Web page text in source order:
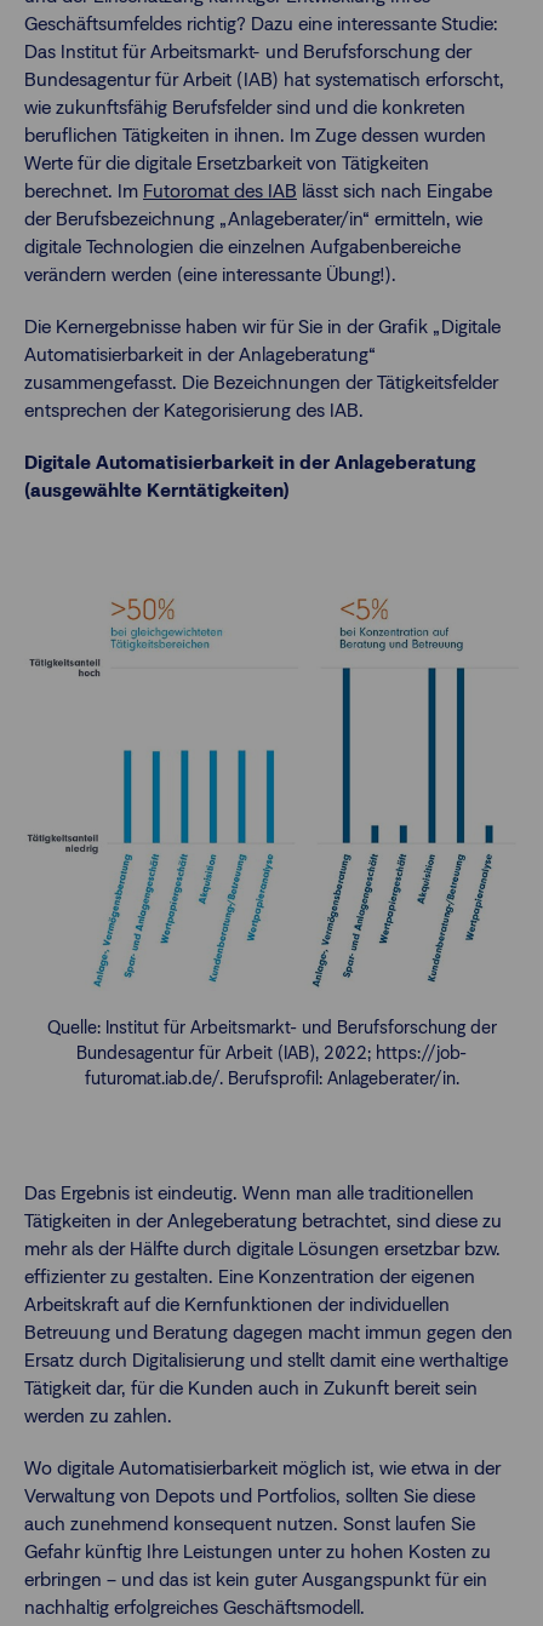
Geschäftsumfeldes richtig? Dazu eine interessante Studie:
Das Institut für Arbeitsmarkt- und Berufsforschung der
Bundesagentur für Arbeit (IAB) hat systematisch erforscht,
wie zukunftsfähig Berufsfelder sind und die konkreten
beruflichen Tätigkeiten in ihnen. Im Zuge dessen wurden
Werte für die digitale Ersetzbarkeit von Tätigkeiten
berechnet. Im Futoromat des IAB lässt sich nach Eingabe
der Berufsbezeichnung „Anlageberater/in“ ermitteln, wie
digitale Technologien die einzelnen Aufgabenbereiche
verändern werden (eine interessante Übung!).
Die Kernergebnisse haben wir für Sie in der Grafik „Digitale
Automatisierbarkeit in der Anlageberatung“
zusammengefasst. Die Bezeichnungen der Tätigkeitsfelder
entsprechen der Kategorisierung des IAB.
Digitale Automatisierbarkeit in der Anlageberatung
(ausgewählte Kerntätigkeiten)
Quelle: Institut für Arbeitsmarkt- und Berufsforschung der
Bundesagentur für Arbeit (IAB), 2022; https://job-
futuromat.iab.de/. Berufsprofil: Anlageberater/in.
Das Ergebnis ist eindeutig. Wenn man alle traditionellen
Tätigkeiten in der Anlegeberatung betrachtet, sind diese zu
mehr als der Hälfte durch digitale Lösungen ersetzbar bzw.
effizienter zu gestalten. Eine Konzentration der eigenen
Arbeitskraft auf die Kernfunktionen der individuellen
Betreuung und Beratung dagegen macht immun gegen den
Ersatz durch Digitalisierung und stellt damit eine werthaltige
Tätigkeit dar, für die Kunden auch in Zukunft bereit sein
werden zu zahlen.
Wo digitale Automatisierbarkeit möglich ist, wie etwa in der
Verwaltung von Depots und Portfolios, sollten Sie diese
auch zunehmend konsequent nutzen. Sonst laufen Sie
Gefahr künftig Ihre Leistungen unter zu hohen Kosten zu
erbringen – und das ist kein guter Ausgangspunkt für ein
nachhaltig erfolgreiches Geschäftsmodell.